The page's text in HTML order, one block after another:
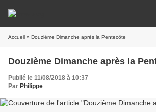
Accueil » Douzième Dimanche après la Pentecôte
Douzième Dimanche après la
Publié le 11/08/2018 à 10:37
Par Philippe